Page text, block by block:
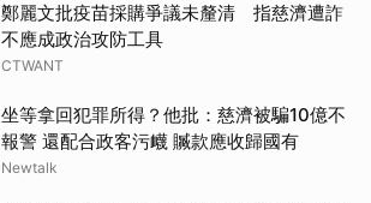
鄭麗文批疫苗採購爭議未釐清 指慈濟遭詐
不應成政治攻防工具
CTWANT
坐等拿回犯罪所得？他批：慈濟被騙10億不
報警 還配合政客污衊 贓款應收歸國有
Newtalk